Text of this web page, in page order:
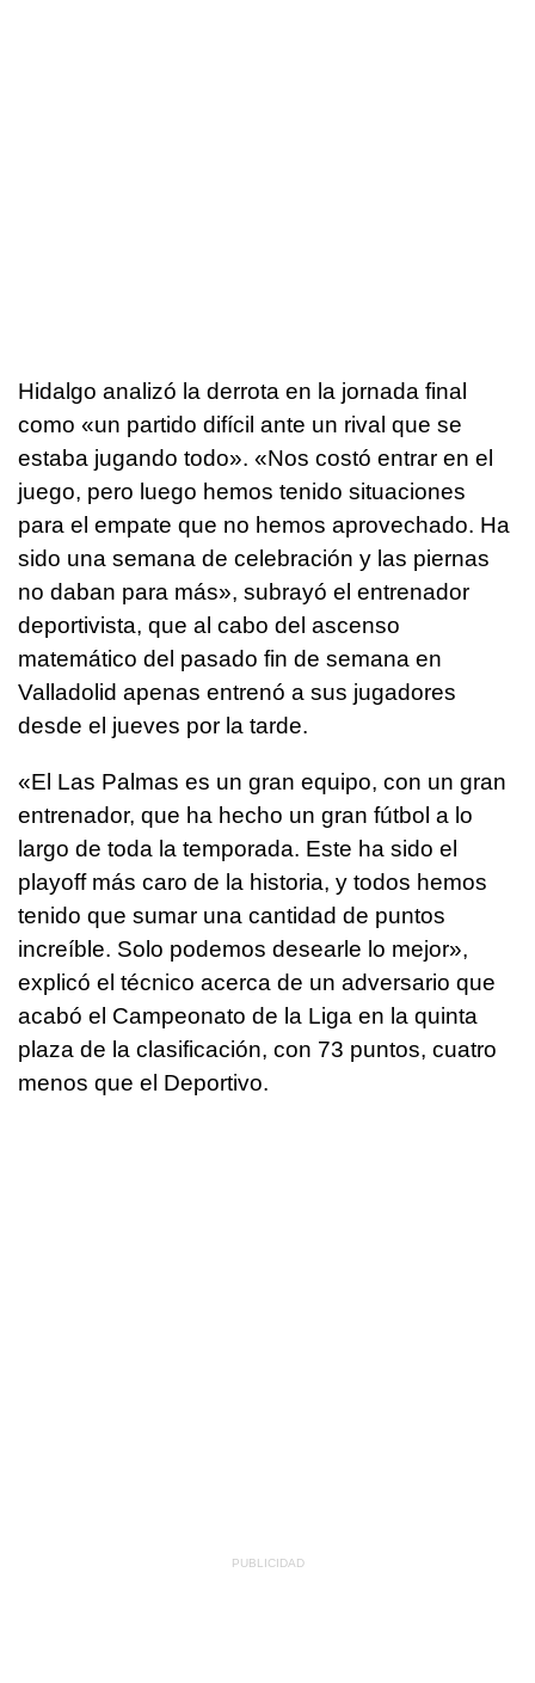
Hidalgo analizó la derrota en la jornada final
como «un partido difícil ante un rival que se
estaba jugando todo». «Nos costó entrar en el
juego, pero luego hemos tenido situaciones
para el empate que no hemos aprovechado. Ha
sido una semana de celebración y las piernas
no daban para más», subrayó el entrenador
deportivista, que al cabo del ascenso
matemático del pasado fin de semana en
Valladolid apenas entrenó a sus jugadores
desde el jueves por la tarde.
«El Las Palmas es un gran equipo, con un gran
entrenador, que ha hecho un gran fútbol a lo
largo de toda la temporada. Este ha sido el
playoff más caro de la historia, y todos hemos
tenido que sumar una cantidad de puntos
increíble. Solo podemos desearle lo mejor»,
explicó el técnico acerca de un adversario que
acabó el Campeonato de la Liga en la quinta
plaza de la clasificación, con 73 puntos, cuatro
menos que el Deportivo.